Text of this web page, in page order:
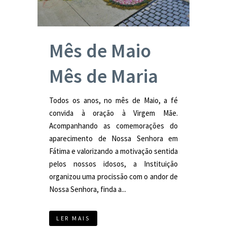
Mês de Maio
Mês de Maria
Todos os anos, no mês de Maio, a fé
convida à oração à Virgem Mãe.
Acompanhando as comemorações do
aparecimento de Nossa Senhora em
Fátima e valorizando a motivação sentida
pelos nossos idosos, a Instituição
organizou uma procissão com o andor de
Nossa Senhora, finda a...
LER MAIS